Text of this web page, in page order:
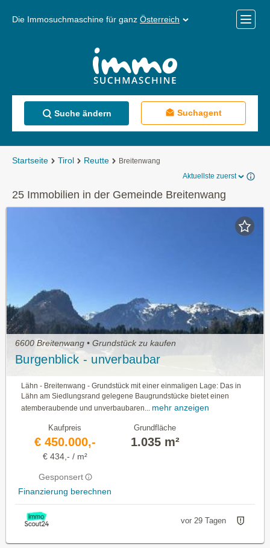
Die Immosuchmaschine für ganz Österreich
Menü
Suche ändern Suchagent
Startseite Tirol Reutte
Breitenwang
Aktuellste zuerst
25 Immobilien in der Gemeinde Breitenwang
6600 Breitenwang • Grundstück zu kaufen
Burgenblick - unverbaubar
Lähn - Breitenwang - Grundstück mit einer einmaligen Lage: Das in
Lähn am Siedlungsrand gelegene Baugrundstücke bietet einen
atemberaubende und unverbaubaren...
mehr anzeigen
Kaufpreis
€ 450.000,-
€ 434,- / m²
Gesponsert
Finanzierung berechnen
Grundfläche
1.035 m²
vor 29 Tagen